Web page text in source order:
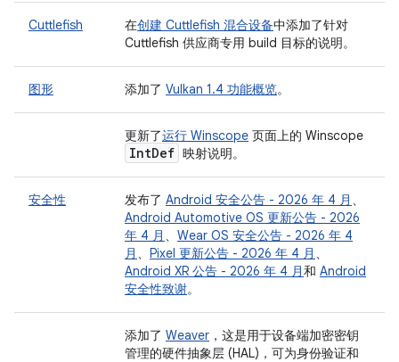
Cuttlefish 在创建 Cuttlefish 混合设备中添加了针对
Cuttlefish 供应商专用 build 目标的说明。
图形 添加了 Vulkan 1.4 功能概览。
更新了运行 Winscope 页面上的 Winscope
IntDef 映射说明。
安全性 发布了 Android 安全公告 - 2026 年 4 月 、
Android Automotive OS 更新公告 - 2026
年 4 月 、 Wear OS 安全公告 - 2026 年 4
月 、 Pixel 更新公告 - 2026 年 4 月 、
Android XR 公告 - 2026 年 4 月和 Android
安全性致谢。
添加了 Weaver ，这是用于设备端加密密钥
管理的硬件抽象层 (HAL)，可为身份验证和